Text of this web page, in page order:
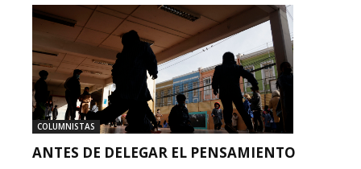
COLUMNISTAS
ANTES DE DELEGAR EL PENSAMIENTO